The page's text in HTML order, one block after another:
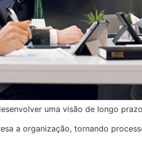
uma visão de longo
a organização, tornando